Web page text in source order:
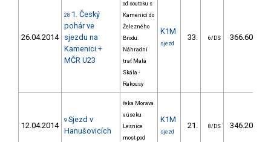
26.04.2014
28 1. Český
pohár ve
sjezdu na
Kamenici +
MČR U23
od soutoku s
Kamenicí do
Železného
Brodu.
Náhradní
trať Malá
Skála -
Rakousy
K1M
sjezd
33. 6/DS 366.60
12.04.2014
9 Sjezd v
Hanušovicích
řeka Morava
v úseku
Lesnice
most-pod
K1M
sjezd
21. 8/DS 346.20